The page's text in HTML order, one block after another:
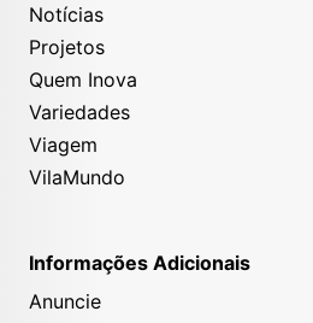
Notícias
Projetos
Quem Inova
Variedades
Viagem
VilaMundo
Informações Adicionais
Anuncie